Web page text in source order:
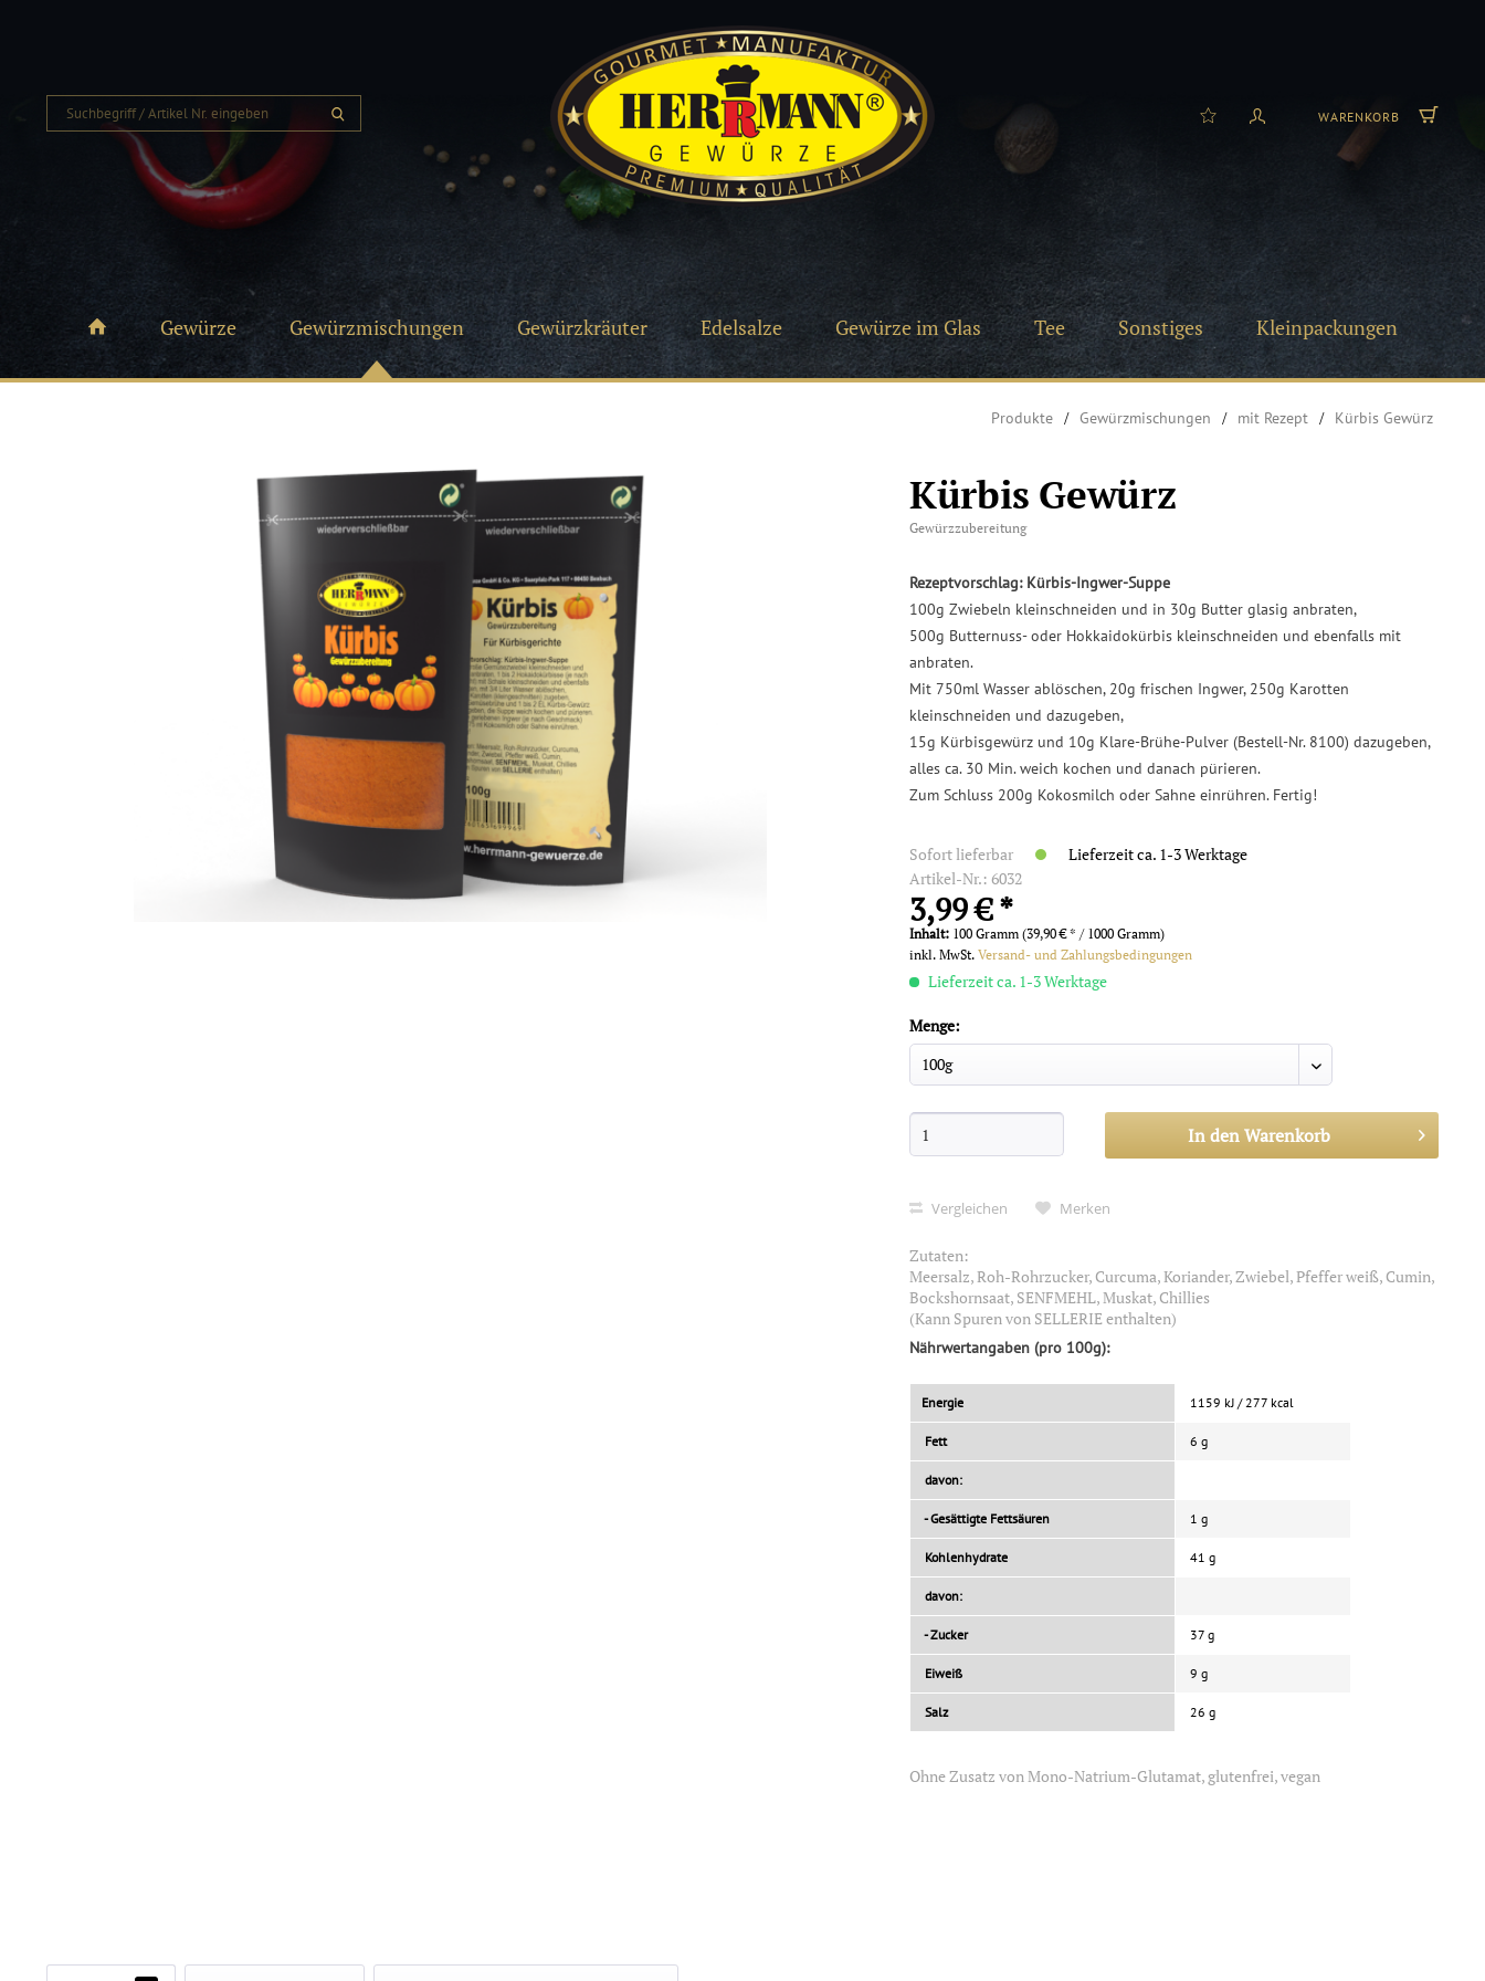
WARENKORB
Gewürze Gewürzmischungen Gewürzkräuter Edelsalze Gewürze im Glas Tee Sonstiges Kleinpackungen
Produkte Gewürzmischungen mit Rezept Kürbis Gewürz
Kürbis Gewürz
Gewürzzubereitung
Rezeptvorschlag: Kürbis-Ingwer-Suppe
100g Zwiebeln kleinschneiden und in 30g Butter glasig anbraten,
500g Butternuss- oder Hokkaidokürbis kleinschneiden und ebenfalls mit
anbraten.
Mit 750ml Wasser ablöschen, 20g frischen Ingwer, 250g Karotten
kleinschneiden und dazugeben,
15g Kürbisgewürz und 10g Klare-Brühe-Pulver (Bestell-Nr. 8100) dazugeben,
alles ca. 30 Min. weich kochen und danach pürieren.
Zum Schluss 200g Kokosmilch oder Sahne einrühren. Fertig!
Sofort lieferbar
Lieferzeit ca. 1-3 Werktage
Artikel-Nr.:6032
3,99 € *
Inhalt: 100 Gramm (39,90 € * / 1000 Gramm)
inkl. MwSt.Versand- und Zahlungsbedingungen
Lieferzeit ca. 1-3 Werktage
Menge:
In denWarenkorb
Vergleichen Merken
Zutaten:
Meersalz, Roh-Rohrzucker, Curcuma, Koriander, Zwiebel, Pfeffer weiß, Cumin,
Bockshornsaat, SENFMEHL, Muskat, Chillies
(Kann Spuren von SELLERIE enthalten)
Nährwertangaben (pro 100g):
Energie 1159 kJ / 277 kcal
Fett 6 g
davon:
- Gesättigte Fettsäuren 1 g
Kohlenhydrate 41 g
davon:
- Zucker 37 g
Eiweiß 9 g
Salz 26 g
Ohne Zusatz von Mono-Natrium-Glutamat, glutenfrei, vegan